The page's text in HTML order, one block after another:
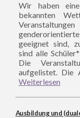
Wir haben
bekannten
geeignet sind,
sind alle
Die
aufgelistet. Die
Weiterlesen
Ausbildung und